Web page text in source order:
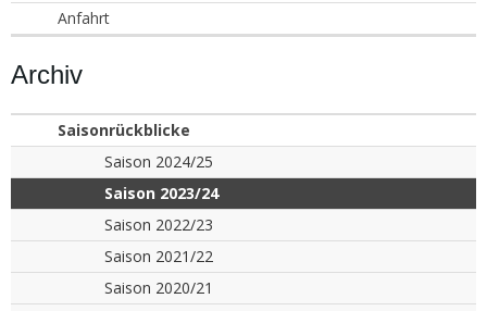
Anfahrt
Archiv
Saisonrückblicke
Saison 2024/25
Saison 2023/24
Saison 2022/23
Saison 2021/22
Saison 2020/21